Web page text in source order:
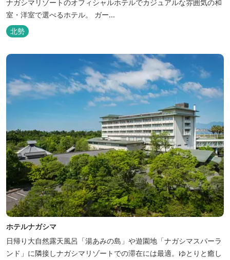
ナガシマリゾートのオフィシャルホテルでカジュアルな雰囲気の和
室・洋室で選べるホテル。 ガー...
北勢
ホテルナガシマ
日帰り大自然露天風呂「湯あみの島」や遊園地「ナガシマスパーラ
ンド」に隣接しナガシマリゾートでの滞在には最適。ゆとりと癒し